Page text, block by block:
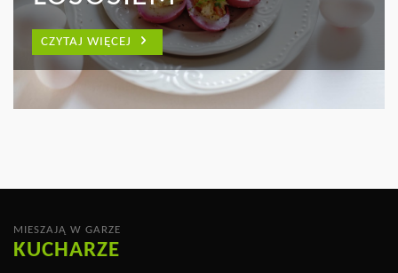
WYCZAROWAĆ WIELE
PYSZNYCH DAŃ
CZYTAJ WIĘCEJ
PARMEŃSKĄ
CZYTAJ WIĘCEJ
MIESZAJĄ W GARZE
KUCHARZE